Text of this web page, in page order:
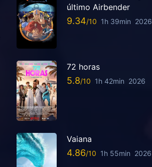
último Airbender
9.34 1h 39min 2026
72 horas
5.8 1h 42min 2026
Vaiana
4.86 1h 55min 2026